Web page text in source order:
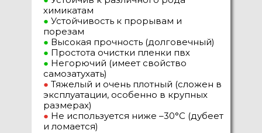
химикатам
● Устойчивость к прорывам и
порезам
● Высокая прочность (долговечный)
● Простота очистки пленки пвх
● Негорючий (имеет свойство
самозатухать)
● Тяжелый и очень плотный (сложен в
эксплуатации, особенно в крупных
размерах)
● Не используется ниже –30°C (дубеет
и ломается)